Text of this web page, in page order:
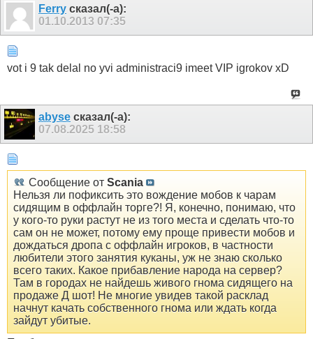
Ferry сказал(-а):
01.10.2013 07:35
vot i 9 tak delal no yvi administraci9 imeet VIP igrokov xD
abyse сказал(-а):
07.08.2025 18:58
Сообщение от Scania
Нельзя ли пофиксить это вождение мобов к чарам
сидящим в оффлайн торге?! Я, конечно, понимаю, что
у кого-то руки растут не из того места и сделать что-то
сам он не может, потому ему проще привести мобов и
дождаться дропа с оффлайн игроков, в частности
любители этого занятия куканы, уж не знаю сколько
всего таких. Какое прибавление народа на сервер?
Там в городах не найдешь живого гнома сидящего на
продаже Д шот! Не многие увидев такой расклад
начнут качать собственного гнома или ждать когда
зайдут убитые.